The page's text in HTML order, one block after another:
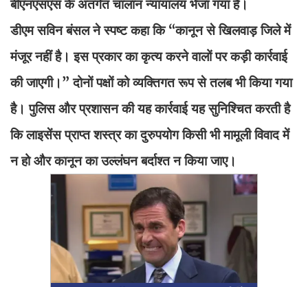
बीएनएसएस के अंतर्गत चालान न्यायालय भेजा गया है।
डीएम सविन बंसल ने स्पष्ट कहा कि “कानून से खिलवाड़ जिले में
मंजूर नहीं है। इस प्रकार का कृत्य करने वालों पर कड़ी कार्रवाई
की जाएगी।” दोनों पक्षों को व्यक्तिगत रूप से तलब भी किया गया
है। पुलिस और प्रशासन की यह कार्रवाई यह सुनिश्चित करती है
कि लाइसेंस प्राप्त शस्त्र का दुरुपयोग किसी भी मामूली विवाद में
न हो और कानून का उल्लंघन बर्दाश्त न किया जाए।